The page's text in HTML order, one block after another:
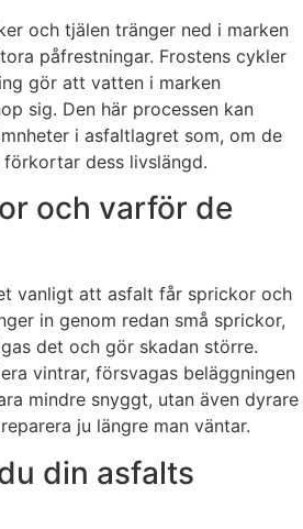
och tjälen tränger ned i marken
påfrestningar. Frostens cykler
gör att vatten i marken
sig. Den här processen kan
i asfaltlagret som, om de
dess livslängd.
och varför de
vanligt att asfalt får sprickor och
in genom redan små sprickor,
det och gör skadan större.
vintrar, försvagas beläggningen
mindre snyggt, utan även dyrare
ju längre man väntar.
din asfalts